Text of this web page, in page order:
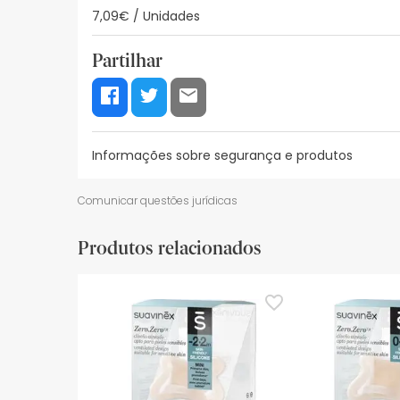
7,09€ / Unidades
Partilhar
Informações sobre segurança e produtos
Recursos de segurança visual
De momento, não dispomos de imagens de
sobre segurança, não hesites em contactar-
Comunicar questões jurídicas
Produtos relacionados